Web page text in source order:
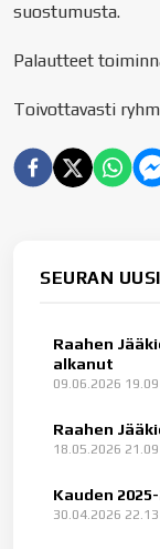
suostumusta.
Palautteet
Toivottavasti
SEURAN
Raahen
alkanut
09.06.2026 19.09
Raahen
18.05.2026 21.09
Kauden
30.04.2026 22.13